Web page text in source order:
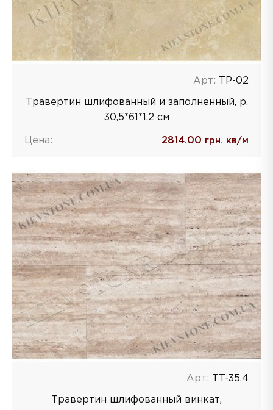
Арт: ТP-02
Травертин шлифованный и заполненный, р.
30,5*61*1,2 см
Цена: 2814.00 грн. кв/м
Арт: TT-35.4
Травертин шлифованный винкат,